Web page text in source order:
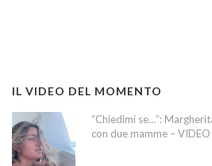
IL VIDEO DEL MOMENTO
“Chiedimi se…”:
con due mamme – VIDEO